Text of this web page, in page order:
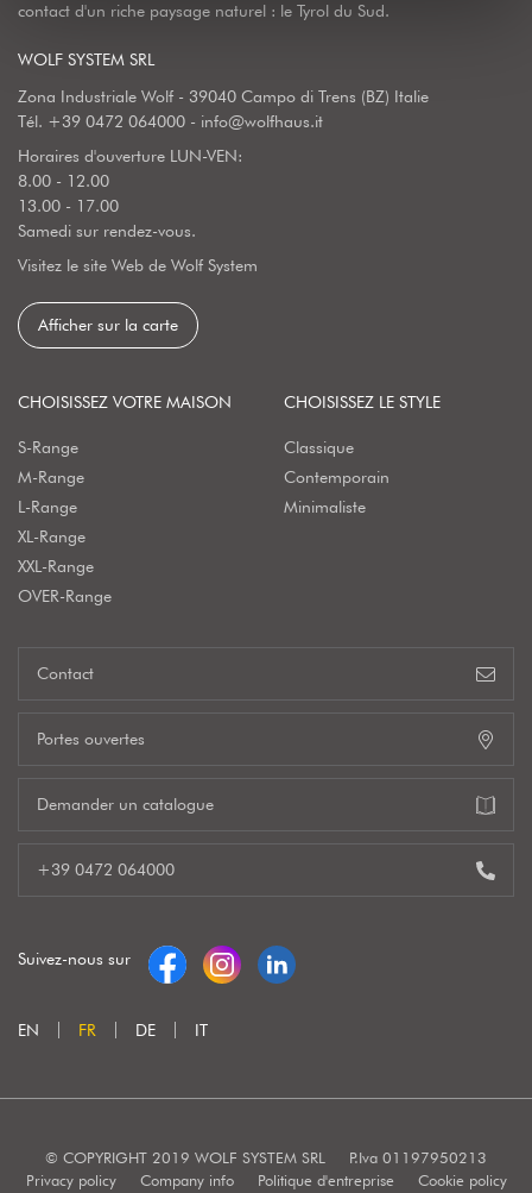
contact d'un riche paysage naturel : le Tyrol du Sud.
WOLF SYSTEM SRL
Zona Industriale Wolf - 39040 Campo di Trens (BZ) Italie
Tél. +39 0472 064000 - info@wolfhaus.it
Horaires d'ouverture LUN-VEN:
8.00 - 12.00
13.00 - 17.00
Samedi sur rendez-vous.
Visitez le site Web de Wolf System
Afficher sur la carte
CHOISISSEZ VOTRE MAISON
S-Range
M-Range
L-Range
XL-Range
XXL-Range
OVER-Range
CHOISISSEZ LE STYLE
Classique
Contemporain
Minimaliste
Contact
Portes ouvertes
Demander un catalogue
+39 0472 064000
Suivez-nous sur
EN FR DE IT
© COPYRIGHT 2019 WOLF SYSTEM SRL
P.Iva 01197950213
Privacy policy
Company info Politique d'entreprise Cookie policy